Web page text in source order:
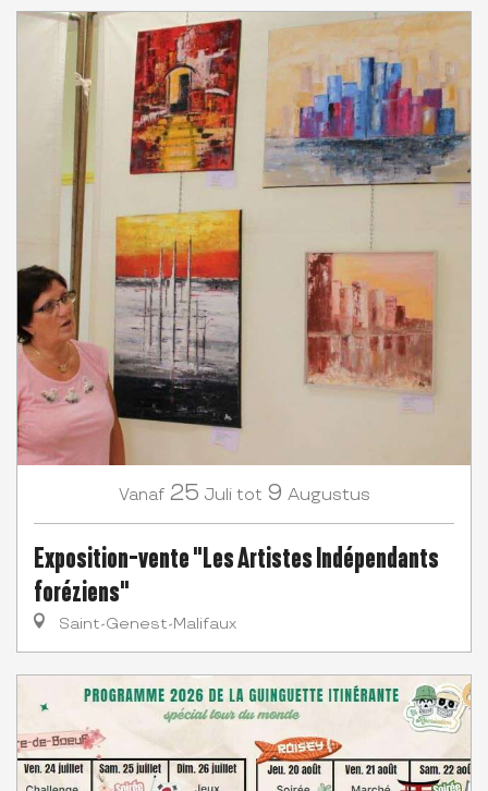
Vanaf 25 Juli tot 9 Augustus
Exposition-vente "Les Artistes Indépendants
foréziens"
Saint-Genest-Malifaux